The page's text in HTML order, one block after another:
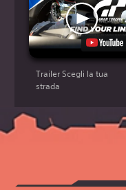
Trailer Scegli la tua
strada